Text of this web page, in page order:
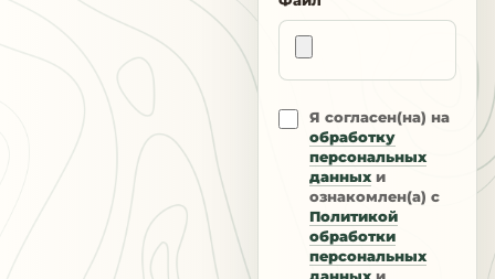
Я согласен(на) на
обработку
персональных
данных и
ознакомлен(а) с
Политикой
обработки
персональных